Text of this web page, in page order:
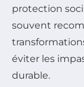
protection
souvent
éviter les
durable.